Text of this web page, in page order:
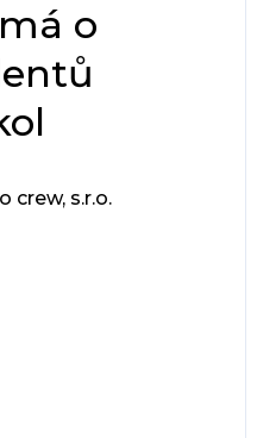
o
crew, s.r.o.